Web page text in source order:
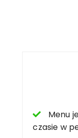
Menu
czasie w